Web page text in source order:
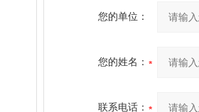
您的单位：
您的姓名：
联系电话：